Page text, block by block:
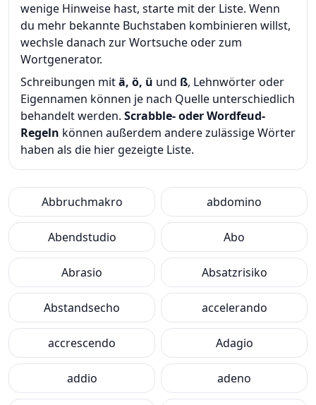
wenige Hinweise hast, starte mit der Liste. Wenn
du mehr bekannte Buchstaben kombinieren willst,
wechsle danach zur Wortsuche oder zum
Wortgenerator.
Schreibungen mitä, ö, ü und ß, Lehnwörter oder
Eigennamen können je nach Quelle unterschiedlich
behandelt werden. Scrabble- oder Wordfeud-
Regeln können außerdem andere zulässige Wörter
haben als die hier gezeigte Liste.
Abbruchmakro abdomino
Abendstudio Abo
Abrasio Absatzrisiko
Abstandsecho accelerando
accrescendo Adagio
addio adeno